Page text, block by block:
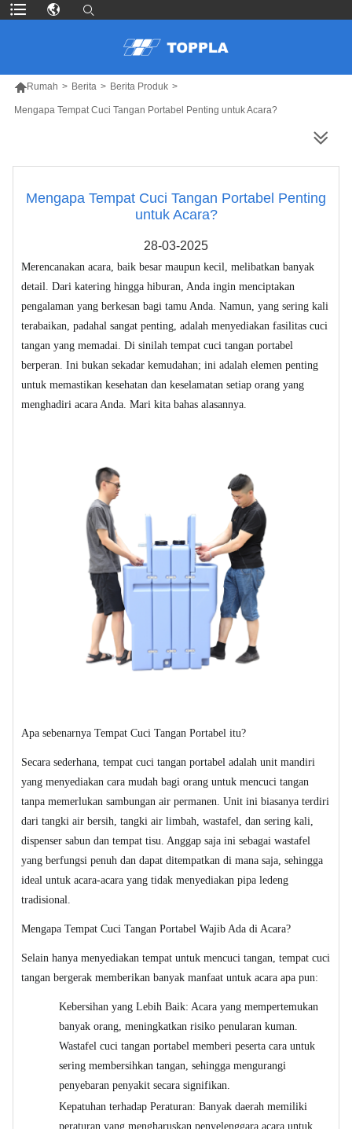
Rumah > Berita > Berita Produk >
Mengapa Tempat Cuci Tangan Portabel Penting untuk Acara?
Mengapa Tempat Cuci Tangan Portabel Penting
untuk Acara?
28-03-2025
Merencanakan acara, baik besar maupun kecil, melibatkan banyak
detail. Dari katering hingga hiburan, Anda ingin menciptakan
pengalaman yang berkesan bagi tamu Anda. Namun, yang sering kali
terabaikan, padahal sangat penting, adalah menyediakan fasilitas cuci
tangan yang memadai. Di sinilah tempat cuci tangan portabel
berperan. Ini bukan sekadar kemudahan; ini adalah elemen penting
untuk memastikan kesehatan dan keselamatan setiap orang yang
menghadiri acara Anda. Mari kita bahas alasannya.
Apa sebenarnya Tempat Cuci Tangan Portabel itu?
Secara sederhana, tempat cuci tangan portabel adalah unit mandiri
yang menyediakan cara mudah bagi orang untuk mencuci tangan
tanpa memerlukan sambungan air permanen. Unit ini biasanya terdiri
dari tangki air bersih, tangki air limbah, wastafel, dan sering kali,
dispenser sabun dan tempat tisu. Anggap saja ini sebagai wastafel
yang berfungsi penuh dan dapat ditempatkan di mana saja, sehingga
ideal untuk acara-acara yang tidak menyediakan pipa ledeng
tradisional.
Mengapa Tempat Cuci Tangan Portabel Wajib Ada di Acara?
Selain hanya menyediakan tempat untuk mencuci tangan, tempat cuci
tangan bergerak memberikan banyak manfaat untuk acara apa pun:
Kebersihan yang Lebih Baik: Acara yang mempertemukan
banyak orang, meningkatkan risiko penularan kuman.
Wastafel cuci tangan portabel memberi peserta cara untuk
sering membersihkan tangan, sehingga mengurangi
penyebaran penyakit secara signifikan.
Kepatuhan terhadap Peraturan: Banyak daerah memiliki
peraturan yang mengharuskan penyelenggara acara untuk